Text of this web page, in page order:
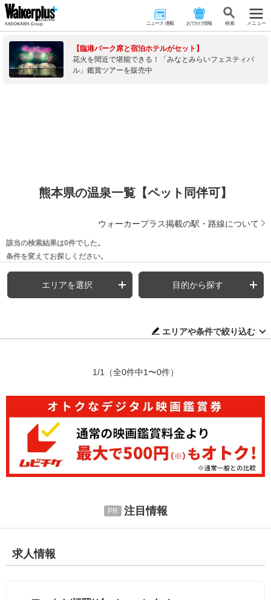
ニュース･連載 おでかけ情報 検 索 メニュー
【臨港パーク席と宿泊ホテルがセット】
花火を間近で堪能できる！「みなとみらいフェスティバ
ル」鑑賞ツアーを販売中
熊本県の温泉一覧【ペット同伴可】
ウォーカープラス掲載の駅・路線について
該当の検索結果は0件でした。
条件を変えてお探しください。
エリアを選択 目的から探す
エリアや条件で絞り込む
1/1 （全0件中1〜0件）
注目情報
求人情報